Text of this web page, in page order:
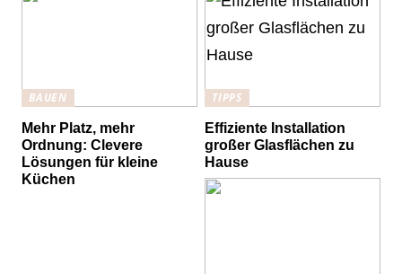
BAUEN
Mehr Platz, mehr
Ordnung: Clevere
Lösungen für kleine
Küchen
TIPPS
Effiziente Installation
großer Glasflächen zu
Hause